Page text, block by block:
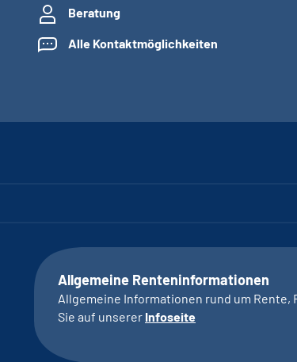
Beratung
Alle Kontaktmöglichkeiten
Allgemeine Renteninformationen
Allgemeine Informationen rund um Rente,
Sie auf unserer Infoseite